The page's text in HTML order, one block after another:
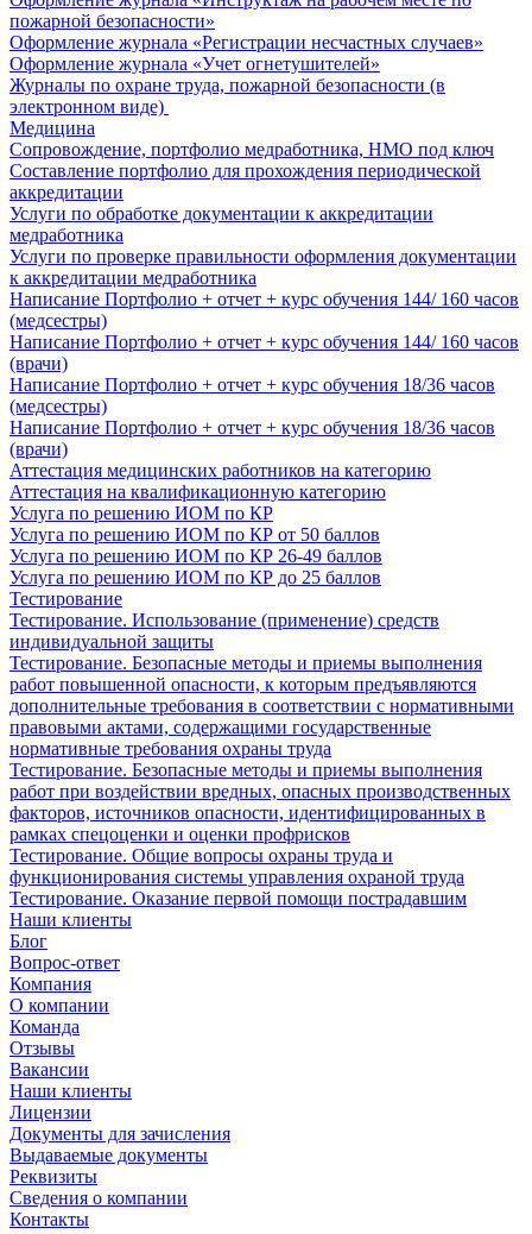
пожарной безопасности»
Оформление журнала «Регистрации несчастных случаев»
Оформление журнала «Учет огнетушителей»
Журналы по охране труда, пожарной безопасности (в
электронном виде)
Медицина
Сопровождение, портфолио медработника, НМО под ключ
Составление портфолио для прохождения периодической
аккредитации
Услуги по обработке документации к аккредитации
медработника
Услуги по проверке правильности оформления документации
к аккредитации медработника
Написание Портфолио + отчет + курс обучения 144/ 160 часов
(медсестры)
Написание Портфолио + отчет + курс обучения 144/ 160 часов
(врачи)
Написание Портфолио + отчет + курс обучения 18/36 часов
(медсестры)
Написание Портфолио + отчет + курс обучения 18/36 часов
(врачи)
Аттестация медицинских работников на категорию
Аттестация на квалификационную категорию
Услуга по решению ИОМ по КР
Услуга по решению ИОМ по КР от 50 баллов
Услуга по решению ИОМ по КР 26-49 баллов
Услуга по решению ИОМ по КР до 25 баллов
Тестирование
Тестирование. Использование (применение) средств
индивидуальной защиты
Тестирование. Безопасные методы и приемы выполнения
работ повышенной опасности, к которым предъявляются
дополнительные требования в соответствии с нормативными
правовыми актами, содержащими государственные
нормативные требования охраны труда
Тестирование. Безопасные методы и приемы выполнения
работ при воздействии вредных, опасных производственных
факторов, источников опасности, идентифицированных в
рамках спецоценки и оценки профрисков
Тестирование. Общие вопросы охраны труда и
функционирования системы управления охраной труда
Тестирование. Оказание первой помощи пострадавшим
Наши клиенты
Блог
Вопрос-ответ
Компания
О компании
Команда
Отзывы
Вакансии
Наши клиенты
Лицензии
Документы для зачисления
Выдаваемые документы
Реквизиты
Сведения о компании
Контакты